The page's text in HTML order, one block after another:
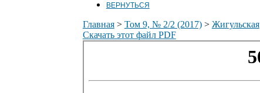
ВЕРНУТЬСЯ
Главная> Том 9, № 2/2 (2017)> Жигульская
Скачать этот файл PDF